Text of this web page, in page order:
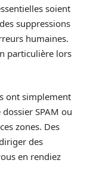
soient
des suppressions
humaines.
particulière lors
ont simplement
SPAM ou
zones. Des
des
en rendiez